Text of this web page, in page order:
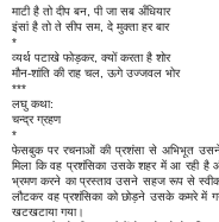
माटी है तो दीप बन, पी जा सब अँधियार
इंसां है तो ते सीप सम, दे मुक्ता हर बार
*
व्यर्थ पटाखे फोड़कर, क्यों करता है शोर
मौन-शांति की राह चल, ऊगे उज्जवल भोर
***
लघु कथा:
चन्द्र ग्रहण
*
फेसबुक पर रचनाओं की प्रशंसा से अभिभूत उसने
मिला कि वह प्रशंसिका उसके शहर में आ रही
भ्रमण करने का प्रस्ताव उसने सहज रूप से
लौटकर वह प्रशंसिका को छोड़ने उसके कमरे में
खटखटाया गया।